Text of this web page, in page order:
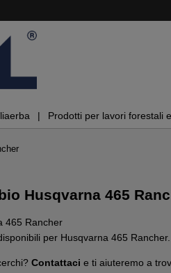
Prodotti per lavori forestali
Husqvarna 465
465 Rancher
per Husqvarna 465 Rancher.
Contattaci e ti aiuteremo a